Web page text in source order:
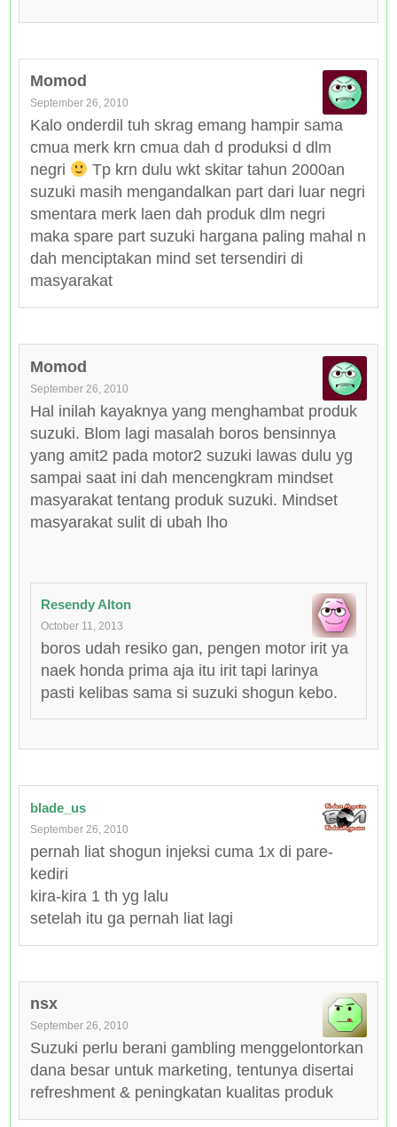
Momod
September 26, 2010
Kalo onderdil tuh skrag emang hampir sama
cmua merk krn cmua dah d produksi d dlm
negri
Tp krn dulu wkt skitar tahun 2000an
suzuki masih mengandalkan part dari luar negri
smentara merk laen dah produk dlm negri
maka spare part suzuki hargana paling mahal n
dah menciptakan mind set tersendiri di
masyarakat
Momod
September 26, 2010
Hal inilah kayaknya yang menghambat produk
suzuki. Blom lagi masalah boros bensinnya
yang amit2 pada motor2 suzuki lawas dulu yg
sampai saat ini dah mencengkram mindset
masyarakat tentang produk suzuki. Mindset
masyarakat sulit di ubah lho
Resendy Alton
October 11, 2013
boros udah resiko gan, pengen motor irit ya
naek honda prima aja itu irit tapi larinya
pasti kelibas sama si suzuki shogun kebo.
blade_us
September 26, 2010
pernah liat shogun injeksi cuma 1x di pare-
kediri
kira-kira 1 th yg lalu
setelah itu ga pernah liat lagi
nsx
September 26, 2010
Suzuki perlu berani gambling menggelontorkan
dana besar untuk marketing, tentunya disertai
refreshment & peningkatan kualitas produk